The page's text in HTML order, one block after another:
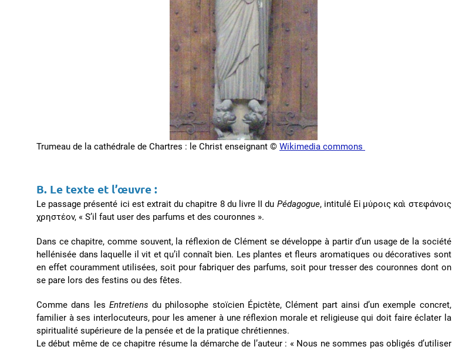
Trumeau de la cathédrale de Chartres : le Christ enseignant © Wikimedia commons
B. Le texte et l’œuvre :
Le passage présenté ici est extrait du chapitre 8 du livre II du Pédagogue, intitulé Εἰ μύροις καὶ στεφάνοις
χρηστέον, « S’il faut user des parfums et des couronnes ».
Dans ce chapitre, comme souvent, la réflexion de Clément se développe à partir d’un usage de la société
hellénisée dans laquelle il vit et qu’il connaît bien. Les plantes et fleurs aromatiques ou décoratives sont
en effet couramment utilisées, soit pour fabriquer des parfums, soit pour tresser des couronnes dont on
se pare lors des festins ou des fêtes.
Comme dans les Entretiensdu philosophe stoïcien Épictète, Clément part ainsi d’un exemple concret,
familier à ses interlocuteurs, pour les amener à une réflexion morale et religieuse qui doit faire éclater la
spiritualité supérieure de la pensée et de la pratique chrétiennes.
Le début même de ce chapitre résume la démarche de l’auteur : « Nous ne sommes pas obligés d’utiliser